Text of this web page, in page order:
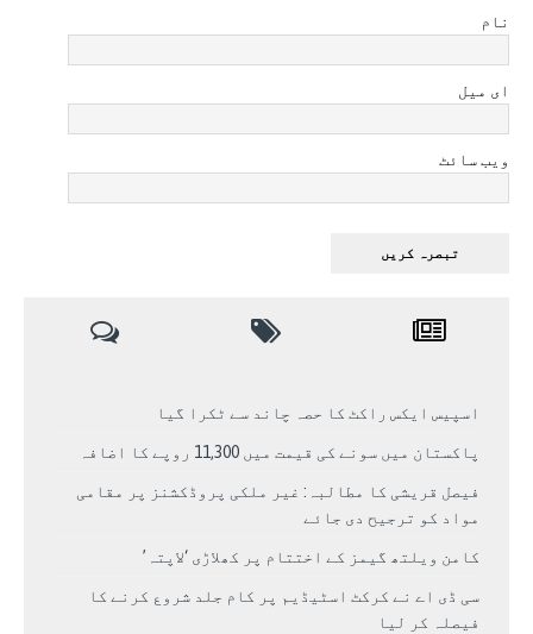
نام
ای میل
ویب سائٹ
اسپیس ایکس راکٹ کا حصہ چاند سے ٹکرا گیا
پاکستان میں سونے کی قیمت میں 11,300 روپے کا اضافہ
فیصل قریشی کا مطالبہ: غیر ملکی پروڈکشنز پر مقامی
مواد کو ترجیح دی جائے
کامن ویلتھ گیمز کے اختتام پر کھلاڑی ‘لاپتہ’
سی ڈی اے نے کرکٹ اسٹیڈیم پر کام جلد شروع کرنے کا
فیصلہ کر لیا